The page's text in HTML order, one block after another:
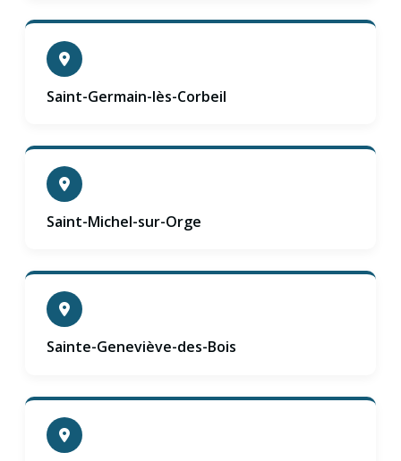
Saint-Germain-lès-Corbeil
Saint-Michel-sur-Orge
Sainte-Geneviève-des-Bois